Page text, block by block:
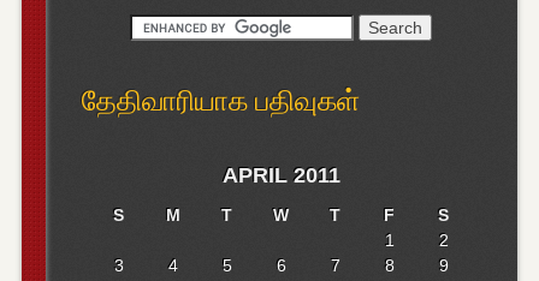
தேதிவாரியாக பதிவுகள்
APRIL 2011
S M T W T F
S
1
2
3
4 5 6 7 8
9